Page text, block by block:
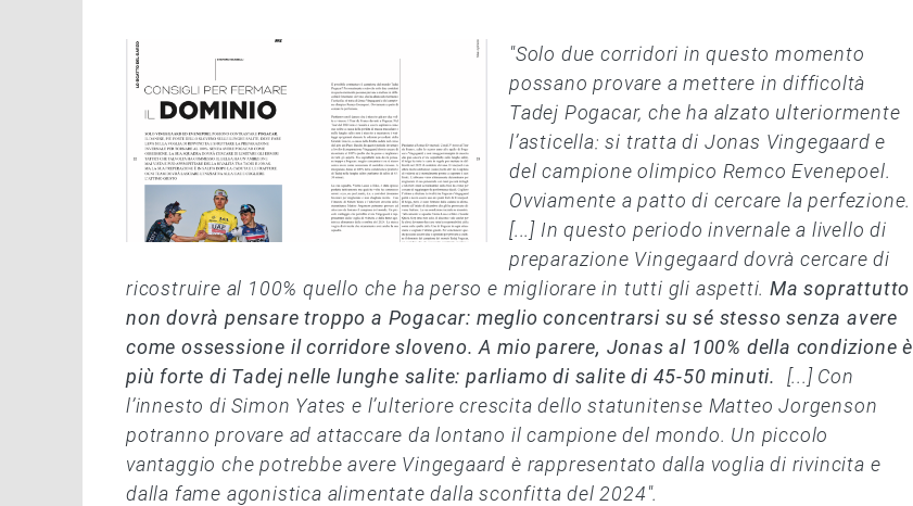
"Solo due corridori in questo momento
possano provare a mettere in difficoltà
Tadej Pogacar, che ha alzato ulteriormente
l’asticella: si tratta di Jonas Vingegaard e
del campione olimpico Remco Evenepoel.
Ovviamente a patto di cercare la perfezione.
[...] In questo periodo invernale a livello di
preparazione Vingegaard dovrà cercare di
ricostruire al 100% quello che ha perso e migliorare in tutti gli aspetti. Ma soprattutto
non dovrà pensare troppo a Pogacar: meglio concentrarsi su sé stesso senza avere
come ossessione il corridore sloveno. A mio parere, Jonas al 100% della condizione è
più forte di Tadej nelle lunghe salite: parliamo di salite di 45-50 minuti.
[...] Con
l’innesto di Simon Yates e l’ulteriore crescita dello statunitense Matteo Jorgenson
potranno provare ad attaccare da lontano il campione del mondo. Un piccolo
vantaggio che potrebbe avere Vingegaard è rappresentato dalla voglia di rivincita e
dalla fame agonistica alimentate dalla sconfitta del 2024".